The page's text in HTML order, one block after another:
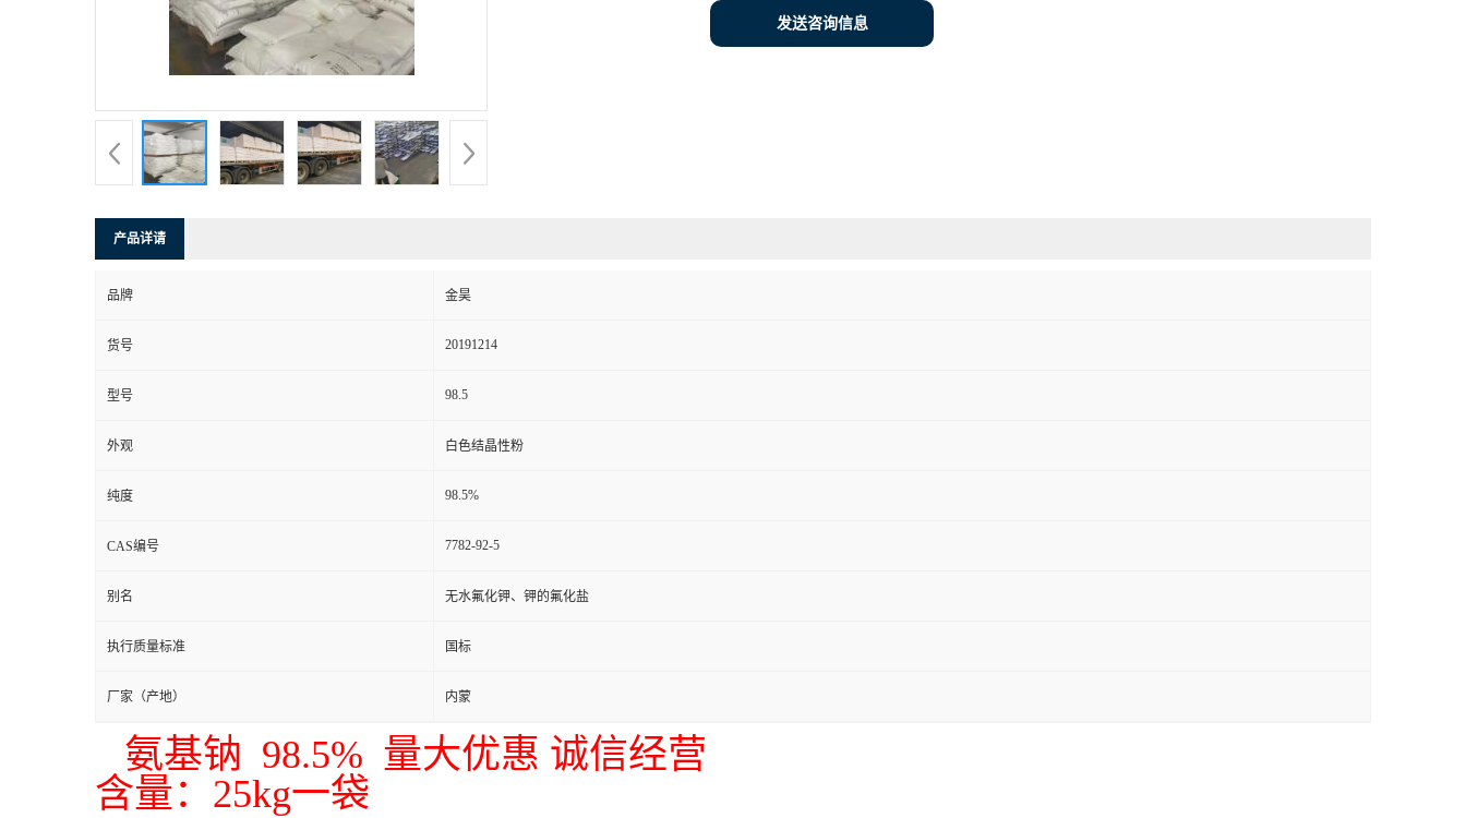
发送咨询信息
产品详请
品牌 金昊
货号 20191214
型号 98.5
外观 白色结晶性粉
纯度 98.5%
CAS编号 7782-92-5
别名 无水氟化钾、钾的氟化盐
执行质量标准 国标
厂家（产地） 内蒙
氨基钠 98.5% 量大优惠 诚信经营
含量：25kg一袋